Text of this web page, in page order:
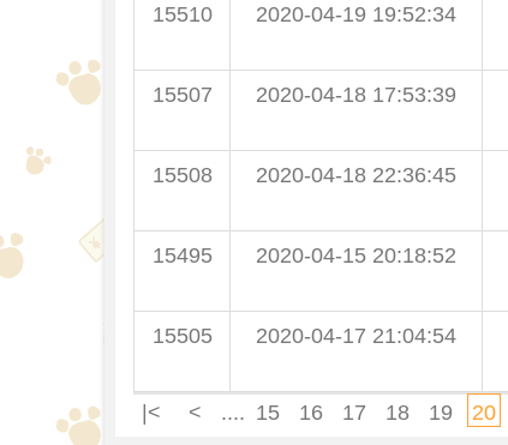
15510 2020-04-19 19:52:34
15507 2020-04-18 17:53:39
15508 2020-04-18 22:36:45
15495 2020-04-15 20:18:52
15505 2020-04-17 21:04:54
|< < .... 15 16 17 18 19 20